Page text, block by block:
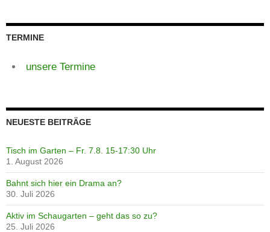
TERMINE
unsere Termine
NEUESTE BEITRÄGE
Tisch im Garten – Fr. 7.8. 15-17:30 Uhr
1. August 2026
Bahnt sich hier ein Drama an?
30. Juli 2026
Aktiv im Schaugarten – geht das so zu?
25. Juli 2026